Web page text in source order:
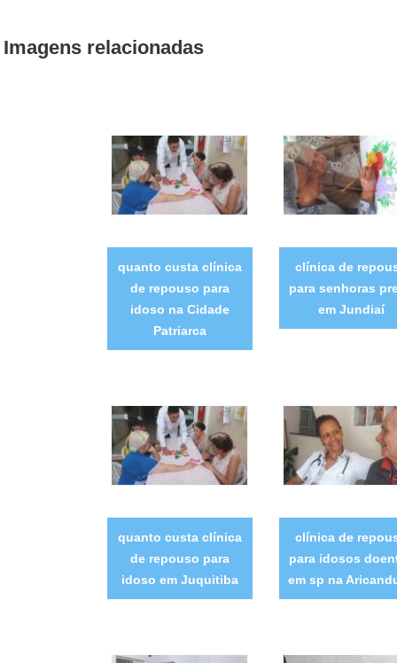
Imagens relacionadas
quanto custa clínica
de repouso para
idoso na Cidade
Patriarca
clínica de
para senhoras
em Jundiaí
quanto custa clínica
de repouso para
idoso em Juquitiba
clínica de
para idosos
em sp na